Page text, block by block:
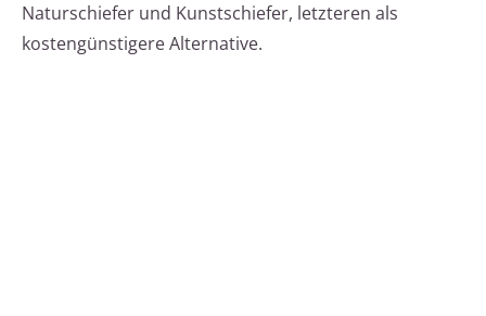
Naturschiefer und Kunstschiefer, letzteren als
kostengünstigere Alternative.